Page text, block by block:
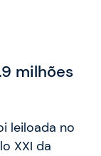
milhões
leiloada no
XXI da